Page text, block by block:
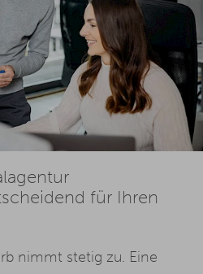
für Ihren
nimmt stetig zu. Eine